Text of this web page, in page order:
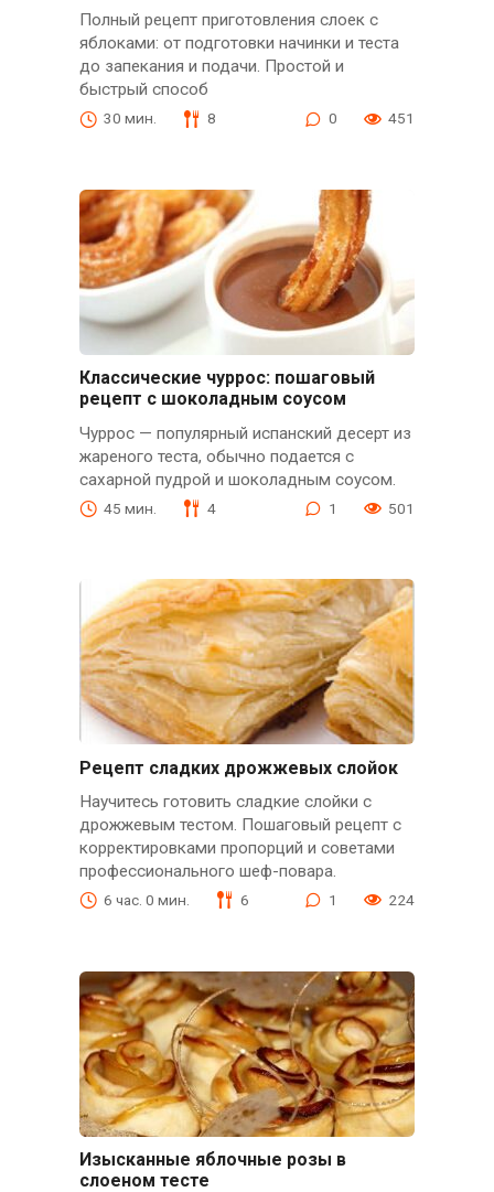
Полный рецепт приготовления слоек с
яблоками: от подготовки начинки и теста
до запекания и подачи. Простой и
быстрый способ
30 мин. 8 0 451
Классические чуррос: пошаговый
рецепт с шоколадным соусом
Чуррос — популярный испанский десерт из
жареного теста, обычно подается с
сахарной пудрой и шоколадным соусом.
45 мин. 4 1 501
Рецепт сладких дрожжевых слойок
Научитесь готовить сладкие слойки с
дрожжевым тестом. Пошаговый рецепт с
корректировками пропорций и советами
профессионального шеф-повара.
6 час. 0 мин. 6 1 224
Изысканные яблочные розы в
слоеном тесте